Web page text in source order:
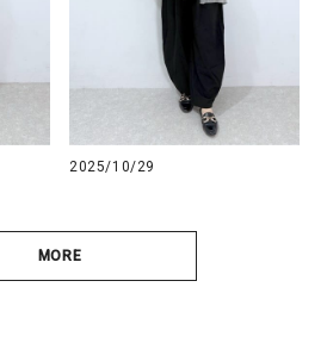
2025/10/29
MORE